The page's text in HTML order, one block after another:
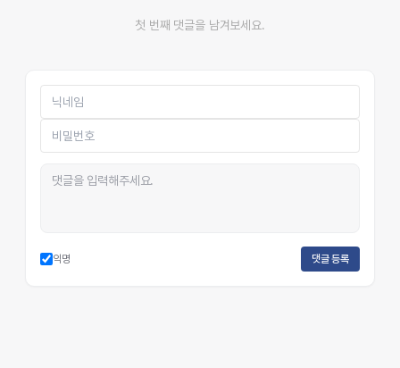
첫 번째 댓글을 남겨보세요.
익명 댓글 등록